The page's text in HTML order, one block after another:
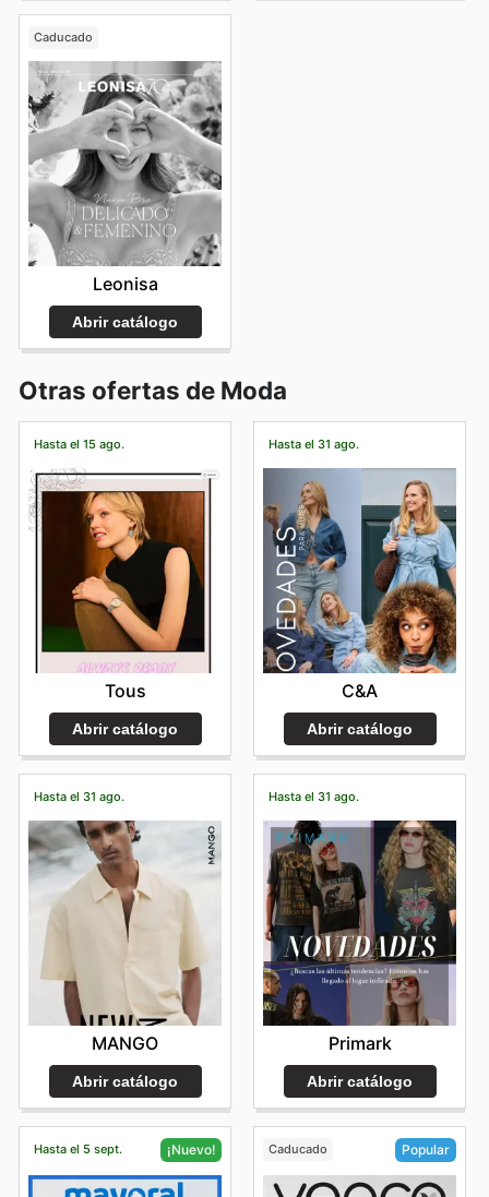
Caducado
Leonisa
Abrir catálogo
Otras ofertas de Moda
Hasta el 15 ago.
Tous
Abrir catálogo
Hasta el 31 ago.
C&A
Abrir catálogo
Hasta el 31 ago.
MANGO
Abrir catálogo
Hasta el 31 ago.
Primark
Abrir catálogo
Hasta el 5 sept. ¡Nuevo! Caducado Popular